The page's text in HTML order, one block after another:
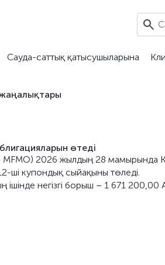
Сауда-саттық қатысушыларына
өтеді
2026 жылдың 28 мамырында
шi купондық сыйақыны төледі.
негізгі борыш – 1 671